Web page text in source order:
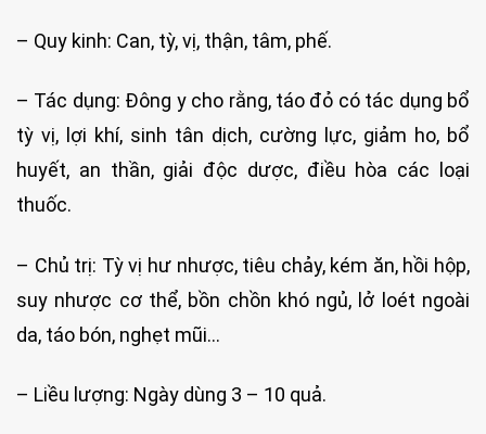
– Quy kinh: Can, tỳ, vị, thận, tâm, phế.
– Tác dụng: Đông y cho rằng, táo đỏ có tác dụng bổ
tỳ vị, lợi khí, sinh tân dịch, cường lực, giảm ho, bổ
huyết, an thần, giải độc dược, điều hòa các loại
thuốc.
– Chủ trị: Tỳ vị hư nhược, tiêu chảy, kém ăn, hồi hộp,
suy nhược cơ thể, bồn chồn khó ngủ, lở loét ngoài
da, táo bón, nghẹt mũi…
– Liều lượng: Ngày dùng 3 – 10 quả.